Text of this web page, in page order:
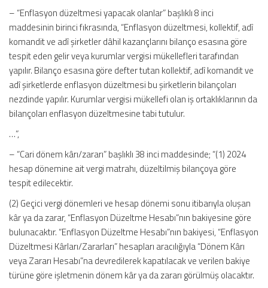
– “Enflasyon düzeltmesi yapacak olanlar” başlıklı 8 inci
maddesinin birinci fıkrasında, “Enflasyon düzeltmesi, kollektif, adî
komandit ve adî şirketler dâhil kazançlarını bilanço esasına göre
tespit eden gelir veya kurumlar vergisi mükellefleri tarafından
yapılır. Bilanço esasına göre defter tutan kollektif, adî komandit ve
adî şirketlerde enflasyon düzeltmesi bu şirketlerin bilançoları
nezdinde yapılır. Kurumlar vergisi mükellefi olan iş ortaklıklarının da
bilançoları enflasyon düzeltmesine tabi tutulur.
…”,
– “Cari dönem kârı/zararı” başlıklı 38 inci maddesinde; “(1) 2024
hesap dönemine ait vergi matrahı, düzeltilmiş bilançoya göre
tespit edilecektir.
(2) Geçici vergi dönemleri ve hesap dönemi sonu itibarıyla oluşan
kâr ya da zarar, “Enflasyon Düzeltme Hesabı”nın bakiyesine göre
bulunacaktır. “Enflasyon Düzeltme Hesabı”nın bakiyesi, “Enflasyon
Düzeltmesi Kârları/Zararları” hesapları aracılığıyla “Dönem Kârı
veya Zararı Hesabı”na devredilerek kapatılacak ve verilen bakiye
türüne göre işletmenin dönem kâr ya da zararı görülmüş olacaktır.